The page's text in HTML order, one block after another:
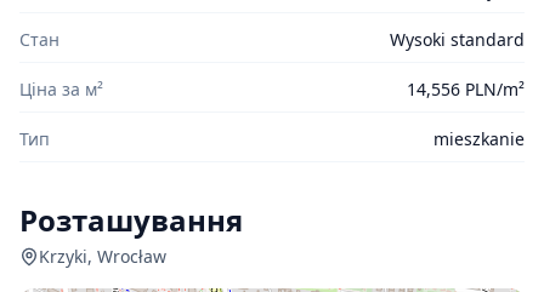
Стан Wysoki standard
Ціна за м² 14,556 PLN/m²
Тип mieszkanie
Розташування
Krzyki, Wrocław